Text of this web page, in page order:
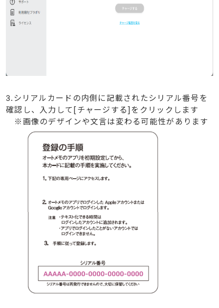
3.シリアルカードの内側に記載されたシリアル番号を
確認し、入力して[チャージする]をクリックします
※画像のデザインや文言は変わる可能性があります